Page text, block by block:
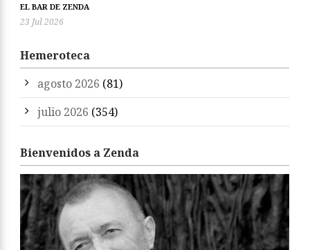
EL BAR DE ZENDA
23 Jul 2026
Hemeroteca
agosto 2026 (81)
julio 2026 (354)
Bienvenidos a Zenda